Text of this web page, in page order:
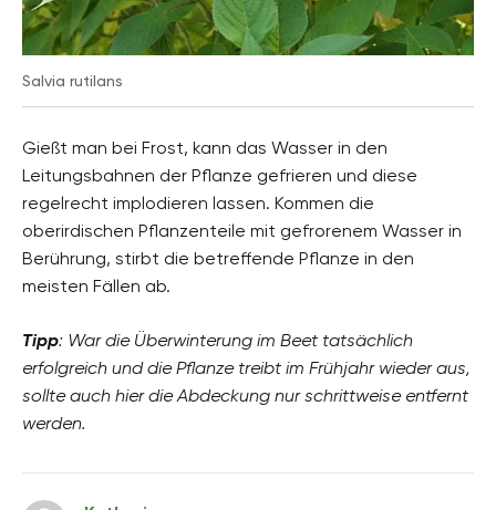
Salvia rutilans
Gießt man bei Frost, kann das Wasser in den
Leitungsbahnen der Pflanze gefrieren und diese
regelrecht implodieren lassen. Kommen die
oberirdischen Pflanzenteile mit gefrorenem Wasser in
Berührung, stirbt die betreffende Pflanze in den
meisten Fällen ab.
Tipp: War die Überwinterung im Beet tatsächlich
erfolgreich und die Pflanze treibt im Frühjahr wieder aus,
sollte auch hier die Abdeckung nur schrittweise entfernt
werden.